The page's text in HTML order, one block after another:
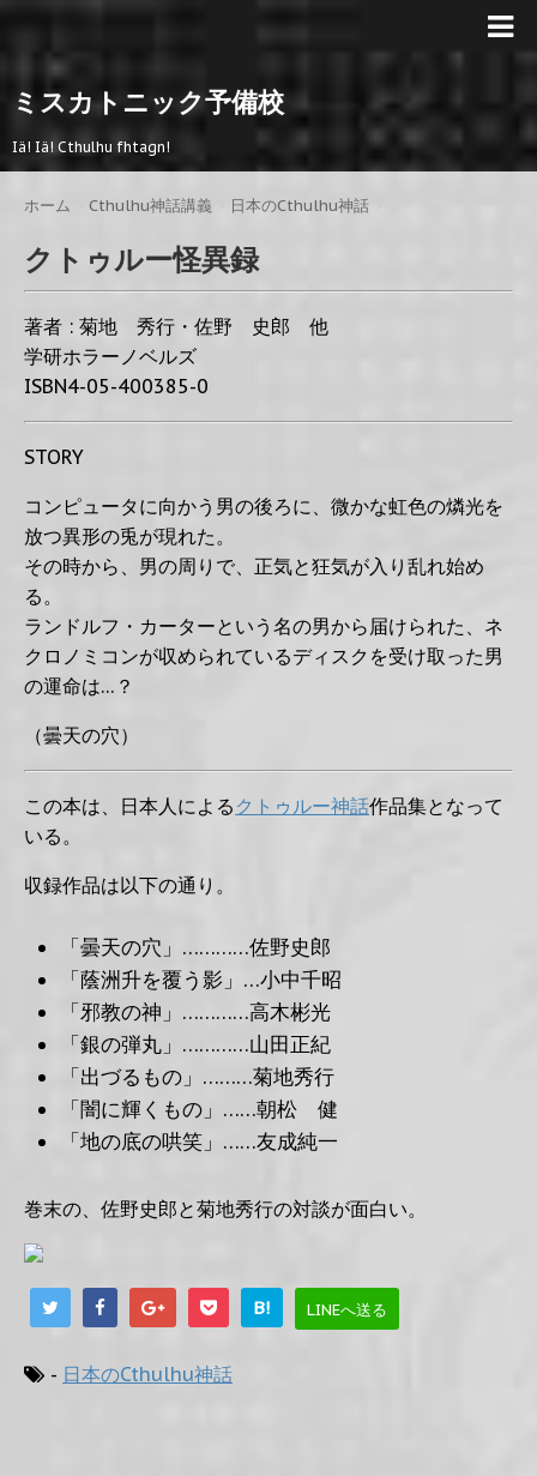
ミスカトニック予備校
Iä! Iä! Cthulhu fhtagn!
ホーム Cthulhu神話講義 日本のCthulhu神話
クトゥルー怪異録
著者 : 菊地 秀行・佐野 史郎 他
学研ホラーノベルズ
ISBN4-05-400385-0
STORY
コンピュータに向かう男の後ろに、微かな虹色の燐光を
放つ異形の兎が現れた。
その時から、男の周りで、正気と狂気が入り乱れ始め
る。
ランドルフ・カーターという名の男から届けられた、ネ
クロノミコンが収められているディスクを受け取った男
の運命は…？
（曇天の穴）
この本は、日本人による クトゥルー神話作品集となって
いる。
収録作品は以下の通り。
「曇天の穴」…………佐野史郎
「蔭洲升を覆う影」…小中千昭
「邪教の神」…………高木彬光
「銀の弾丸」…………山田正紀
「出づるもの」………菊地秀行
「闇に輝くもの」……朝松 健
「地の底の哄笑」……友成純一
巻末の、佐野史郎と菊地秀行の対談が面白い。
B! LINEへ送る
- 日本のCthulhu神話